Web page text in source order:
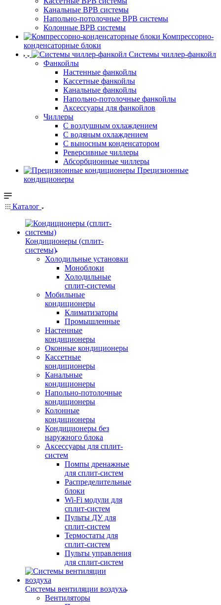
Канальные ВРВ системы
Напольно-потолочные ВРВ системы
Колонные ВРВ системы
Компрессорно-
конденсаторные блоки
Системы чиллер-фанкойл
Фанкойлы
Настенные фанкойлы
Кассетные фанкойлы
Канальные фанкойлы
Напольно-потолочные фанкойлы
Аксессуары для фанкойлов
Чиллеры
С воздушным охлаждением
С водяным охлаждением
С выносным конденсатором
Реверсивные чиллеры
Абсорбционные чиллеры
Прецизионные
кондиционеры
Каталог
Кондиционеры (сплит-
системы)
Холодильные установки
Моноблоки
Холодильные
сплит-системы
Мобильные
кондиционеры
Климатизаторы
Промышленные
Настенные
кондиционеры
Оконные кондиционеры
Кассетные
кондиционеры
Канальные
кондиционеры
Напольно-потолочные
кондиционеры
Колонные
кондиционеры
Кондиционеры без
наружного блока
Аксессуары для сплит-
систем
Помпы дренажные
для сплит-систем
Распределительные
блоки
Wi-Fi модули для
сплит-систем
Пульты ДУ для
сплит-систем
Термостаты для
сплит-систем
Пульты управления
для сплит-систем
Системы вентиляции воздуха
Вентиляторы